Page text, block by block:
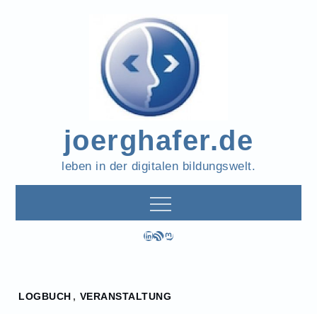
joerghafer.de
leben in der digitalen bildungswelt.
LinkedIn
RSS-FeedMastodon
Home
LOGBUCH , VERANSTALTUNG